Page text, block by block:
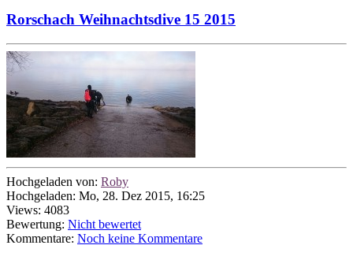
Rorschach Weihnachtsdive 15 2015
Hochgeladen von: Roby
Hochgeladen: Mo, 28. Dez 2015, 16:25
Views: 4083
Bewertung: Nicht bewertet
Kommentare: Noch keine Kommentare